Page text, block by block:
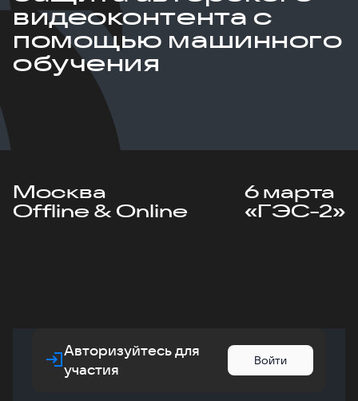
видеоконтента с
помощью машинного
обучения
Москва
Offline & Online
6 марта
«ГЭС-2»
Авторизуйтесь для
участия
Войти